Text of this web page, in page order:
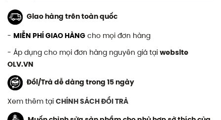
Giao hàng trên toàn quốc
- MIỄN PHÍ GIAO HÀNG cho mọi đơn hàng
- Áp dụng cho mọi đơn hàng nguyên giá tại website
OLV.VN
Đổi/Trả dễ dàng trong 15 ngày
Xem thêm tại CHÍNH SÁCH ĐỔI TRẢ